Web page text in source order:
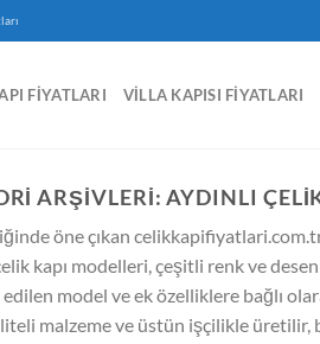
FIYATLARI VILLA KAPISI FIYATLARI
ARŞIVLERI:AYDINLI
öne çıkan
kapı modelleri, çeşitli renk ve
edilen model ve ek özelliklere bağlı
malzeme ve üstün işçilikle üretilir,